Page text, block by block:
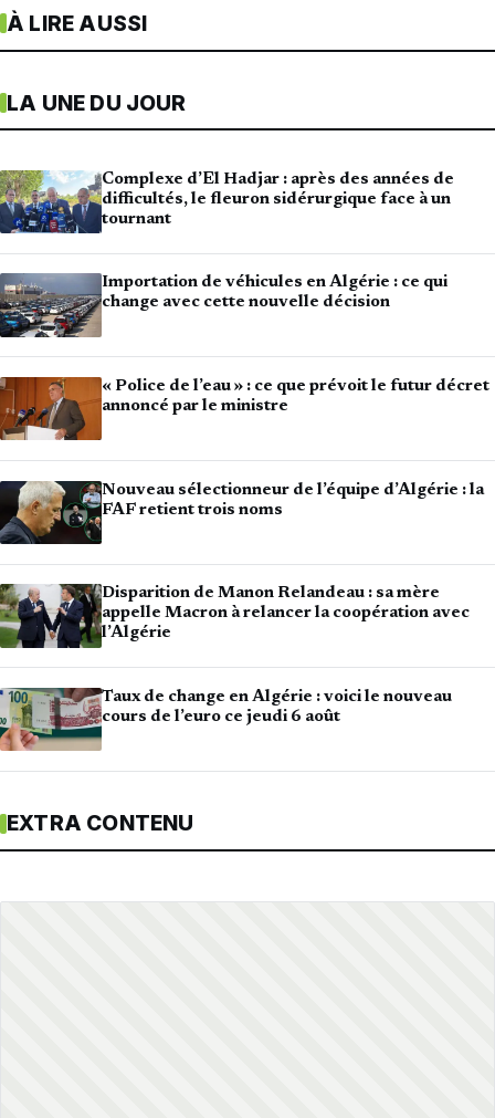
À LIRE AUSSI
LA UNE DU JOUR
Complexe d’El Hadjar : après des années de
difficultés, le fleuron sidérurgique face à un
tournant
Importation de véhicules en Algérie : ce qui
change avec cette nouvelle décision
« Police de l’eau » : ce que prévoit le futur décret
annoncé par le ministre
Nouveau sélectionneur de l’équipe d’Algérie : la
FAF retient trois noms
Disparition de Manon Relandeau : sa mère
appelle Macron à relancer la coopération avec
l’Algérie
Taux de change en Algérie : voici le nouveau
cours de l’euro ce jeudi 6 août
EXTRA CONTENU